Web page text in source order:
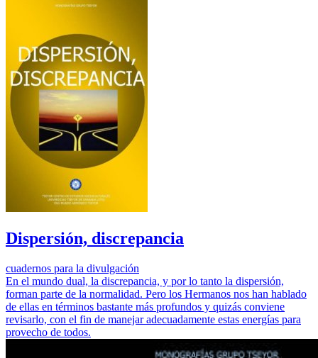
Dispersión, discrepancia
cuadernos para la divulgación
En el mundo dual, la discrepancia, y por lo tanto la dispersión,
forman parte de la normalidad. Pero los Hermanos nos han hablado
de ellas en términos bastante más profundos y quizás conviene
revisarlo, con el fin de manejar adecuadamente estas energías para
provecho de todos.